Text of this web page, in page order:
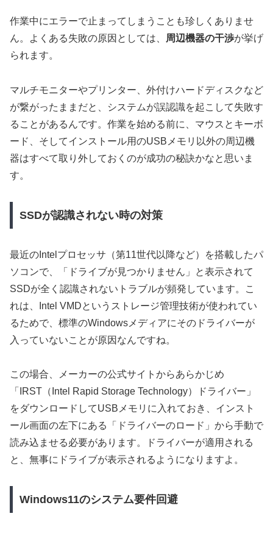
作業中にエラーで止まってしまうことも珍しくありませ
ん。よくある失敗の原因としては、
周辺機器の干渉が挙げ
られます。
マルチモニターやプリンター、外付けハードディスクなど
が繋がったままだと、システムが誤認識を起こして失敗す
ることがあるんです。作業を始める前に、 マウスとキーボ
ード、そしてインストール用のUSBメモリ以外の周辺機
器はすべて取り外しておく のが成功の秘訣かなと思いま
す。
SSDが認識されない時の対策
最近のIntelプロセッサ（第11世代以降など）を搭載したパ
ソコンで、「ドライブが見つかりません」と表示されて
SSDが全く認識されないトラブルが頻発しています。こ
れは、Intel VMDというストレージ管理技術が使われてい
るためで、標準のWindowsメディアにそのドライバーが
入っていないことが原因なんですね。
この場合、メーカーの公式サイトからあらかじめ
「IRST（Intel Rapid Storage Technology）ドライバー」
をダウンロードしてUSBメモリに入れておき、インスト
ール画面の左下にある「ドライバーのロード」から手動で
読み込ませる必要があります。ドライバーが適用される
と、無事にドライブが表示されるようになりますよ。
Windows11のシステム要件回避